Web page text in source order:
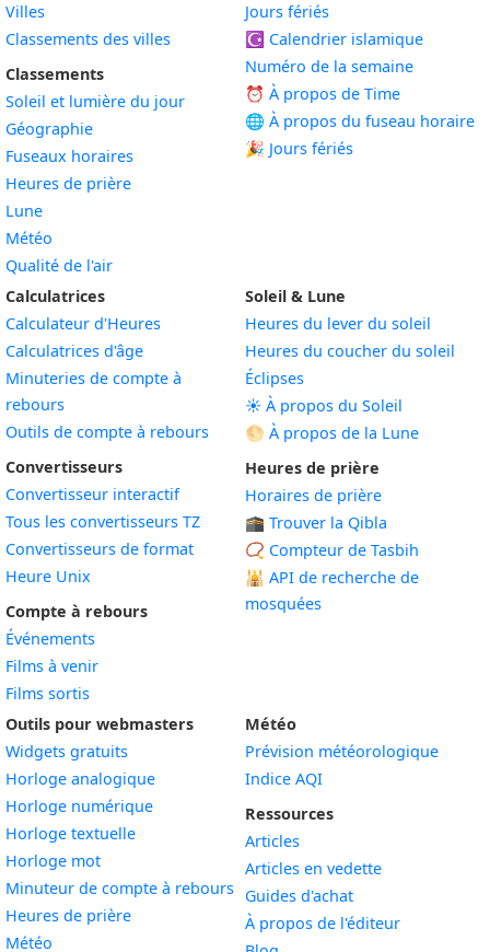
Villes
Classements des villes
Classements
Soleil et lumière du jour
Géographie
Fuseaux horaires
Heures de prière
Lune
Météo
Qualité de l'air
Jours fériés
☪️ Calendrier islamique
Numéro de la semaine
⏰ À propos de Time
🌐 À propos du fuseau horaire
🎉 Jours fériés
Calculatrices
Calculateur d'Heures
Calculatrices d'âge
Minuteries de compte à
rebours
Outils de compte à rebours
Convertisseurs
Convertisseur interactif
Tous les convertisseurs TZ
Convertisseurs de format
Heure Unix
Compte à rebours
Événements
Films à venir
Films sortis
Soleil & Lune
Heures du lever du soleil
Heures du coucher du soleil
Éclipses
☀️ À propos du Soleil
🌕 À propos de la Lune
Heures de prière
Horaires de prière
🕋 Trouver la Qibla
📿 Compteur de Tasbih
🕌 API de recherche de
mosquées
Outils pour webmasters
Widgets gratuits
Horloge analogiqueWidget
Horloge numériqueWidget
Horloge textuelleWidget
Horloge motWidget
Minuteur de compte à rebours Widget
Heures de prièreWidget
Météo
Météo
Prévision météorologique
Indice AQI
Ressources
Articles
Articles en vedette
Guides d'achat
À propos de l'éditeur